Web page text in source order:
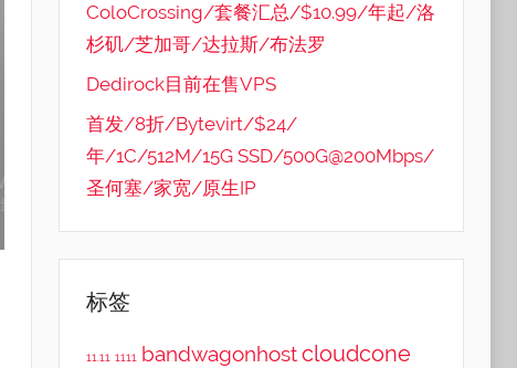
ColoCrossing/套餐汇总/$10.99/年起/洛
杉矶/芝加哥/达拉斯/布法罗
Dedirock目前在售VPS
首发/8折/Bytevirt/$24/
年/1C/512M/15G SSD/500G@200Mbps/
圣何塞/家宽/原生IP
标签
11.11 1111 bandwagonhostcloudcone